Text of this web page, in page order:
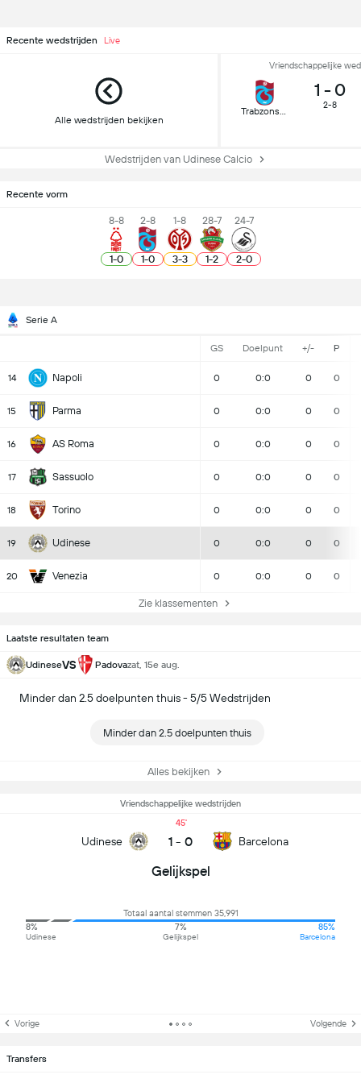
Recente wedstrijden Live
Alle wedstrijden bekijken
Vriendschappelijke
Trabzonspor
1 - 0
2-8
Wedstrijden van Udinese Calcio
Recente vorm
8-8
1-0
2-8
1-0
1-8
3-3
28-7
1-2
24-7
2-0
Serie A
GS Doelpunt +/- P
14 Napoli 0 0:0 0 0
15 Parma 0 0:0 0 0
16 AS Roma 0 0:0 0 0
17 Sassuolo 0 0:0 0 0
18 Torino 0 0:0 0 0
19 Udinese 0 0:0 0 0
20 Venezia 0 0:0 0 0
Zie klassementen
Laatste resultaten team
UdineseVS Padovazat, 15e aug.
Minder dan 2.5 doelpunten thuis - 5/5 Wedstrijden
Minder dan 2.5 doelpunten thuis
Alles bekijken
Vriendschappelijke wedstrijden
Udinese
45
1 - 0 Barcelona
Gelijkspel
Totaal aantal stemmen 35,991
8%
Udinese
7%
Gelijkspel
85%
Barcelona
Vorige Volgende
Transfers